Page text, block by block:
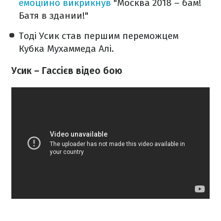
емоційно викрикнув "Москва 2018 – бам!
Батя в здании!"
Тоді Усик став першим переможцем
Кубка Мухаммеда Алі.
Усик – Гассієв відео бою